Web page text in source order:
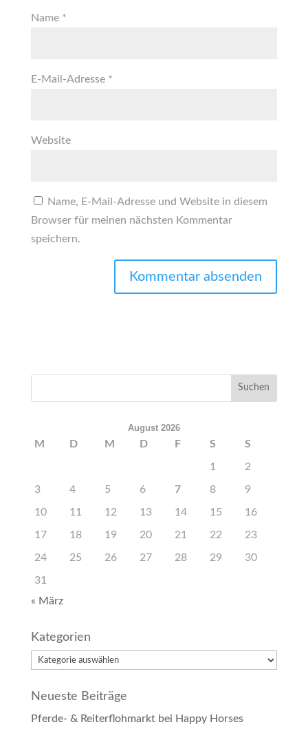
Name *
E-Mail-Adresse *
Website
Name, E-Mail-Adresse und Website in diesem
Browser für meinen nächsten Kommentar
speichern.
August 2026
M D M D F S S
1 2
3 4 5 6 7 8 9
10 11 12 13 14 15 16
17 18 19 20 21 22 23
24 25 26 27 28 29 30
31
« März
Kategorien
Kategorien
Neueste Beiträge
Pferde- & Reiterflohmarkt bei Happy Horses